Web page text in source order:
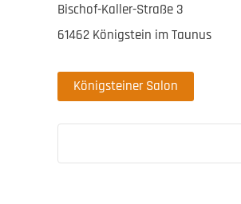
Bischof-Kaller-Straße 3
61462 Königstein im Taunus
Königsteiner Salon